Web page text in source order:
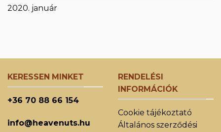
2020. január
KERESSEN MINKET
+36 70 88 66 154
info@heavenuts.hu
RENDELÉSI
INFORMÁCIÓK
Cookie tájékoztató
Általános szerződési